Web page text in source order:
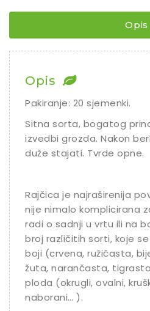
Opis
Opis
Pakiranje: 20 sjemenki.
Sitna sorta, bogatog
izvedbi grozda. Nakon
duže stajati. Tvrde opne.
Rajčica je najraširenija
nije nimalo komplicirana
radi o sadnji u vrtu ili na
broj različitih sorti, koje se
boji (crvena, ružičasta,
žuta, narančasta,
ploda (okrugli, ovalni,
naborani… ).